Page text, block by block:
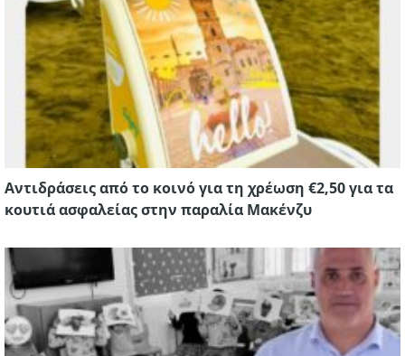
Aντιδράσεις από το κοινό για τη χρέωση €2,50 για τα
κουτιά ασφαλείας στην παραλία Μακένζυ